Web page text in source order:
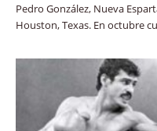
Pedro González, Nueva
Houston, Texas. En octubre